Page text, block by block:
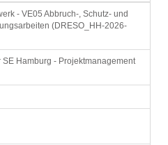
- VE05 Abbruch-, Schutz- und
(DRESO_HH-2026-
SE Hamburg - Projektmanagement